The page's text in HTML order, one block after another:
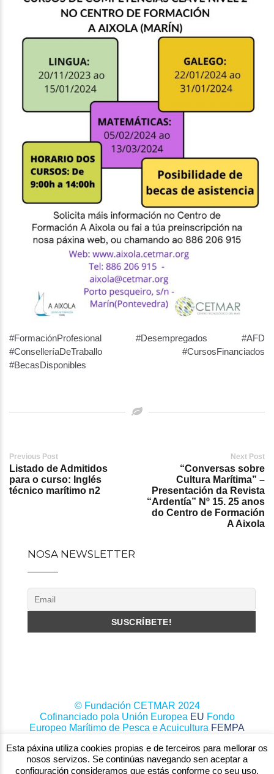
#FormaciónProfesional #Desempregados #AFD
#ConselleríaDeTraballo #CursosFinanciados
#BecasDisponibles
Post
navigation
Previous Post
Listado de Admitidos
para o curso: Inglés
técnico marítimo n2
Next Post
“Conversas sobre
Cultura Marítima” –
Presentación da Revista
“Ardentía” Nº 15. 25 anos
do Centro de Formación
A Aixola
NOSA NEWSLETTER
© Fundación CETMAR 2024
Cofinanciado pola Unión Europea EU Fondo
Europeo Marítimo de Pesca e Acuicultura FEMPA
Esta páxina utiliza cookies propias e de terceiros para mellorar os
nosos servizos. Se continúas navegando sen aceptar a
configuración consideramos que estás conforme co seu uso.